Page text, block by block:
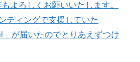
よろしくお願いいたします。
ディングで支援していた
」が届いたのでとりあえずつけ